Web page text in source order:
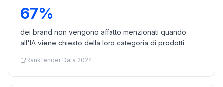
67%
dei brand non vengono affatto menzionati quando
all'IA viene chiesto della loro categoria di prodotti
Rankfender Data 2024